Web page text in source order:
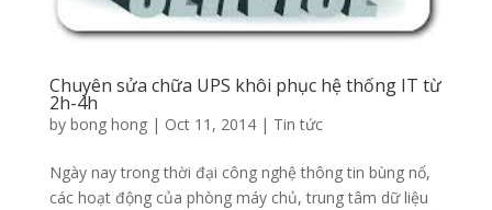
Chuyên sửa chữa UPS khôi phục hệ thống IT từ
2h-4h
by bong hong| Oct 11, 2014| Tin tức
Ngày nay trong thời đại công nghệ thông tin bùng nổ,
các hoạt động của phòng máy chủ, trung tâm dữ liệu